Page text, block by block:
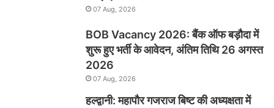
07 Aug, 2026
BOB Vacancy 2026: बैंक ऑफ बड़ौदा में
शुरू हुए भर्ती के आवेदन, अंतिम तिथि 26 अगस्त
2026
07 Aug, 2026
हल्द्वानी: महापौर गजराज बिष्ट की अध्यक्षता में